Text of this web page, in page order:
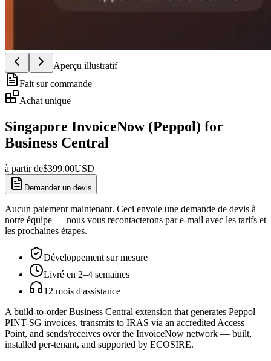
Aperçu illustratif
Fait sur commande
Achat unique
Singapore InvoiceNow (Peppol) for
Business Central
à partir de$399.00USD
Demander un devis
Aucun paiement maintenant. Ceci envoie une demande de devis à
notre équipe — nous vous recontacterons par e-mail avec les tarifs et
les prochaines étapes.
Développement sur mesure
Livré en 2–4 semaines
12 mois d'assistance
A build-to-order Business Central extension that generates Peppol
PINT-SG invoices, transmits to IRAS via an accredited Access
Point, and sends/receives over the InvoiceNow network — built,
installed per-tenant, and supported by ECOSIRE.